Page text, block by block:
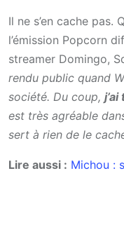
Il ne s’en cache pas.
l’émission Popcorn
streamer Domingo,
rendu public quand
société. Du coup,
est très agréable
sert à rien de le
Lire aussi : Michou :